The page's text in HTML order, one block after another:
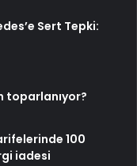
Sert Tepki:
toparlanıyor?
100
iadesi